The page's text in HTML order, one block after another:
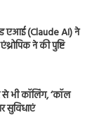
एआई (Claude AI) ने
ने की पुष्टि
से भी कॉलिंग, ‘कॉल
सुविधाएं